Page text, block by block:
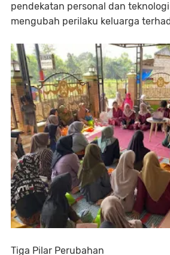
pendekatan personal dan
mengubah perilaku keluarga
Tiga Pilar Perubahan